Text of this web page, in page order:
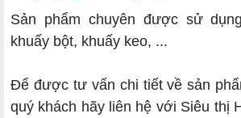
Sản phẩm chuyên được sử
khuấy bột, khuấy keo, ...
Để được tư vấn chi tiết về sản
quý khách hãy liên hệ với Siêu thị